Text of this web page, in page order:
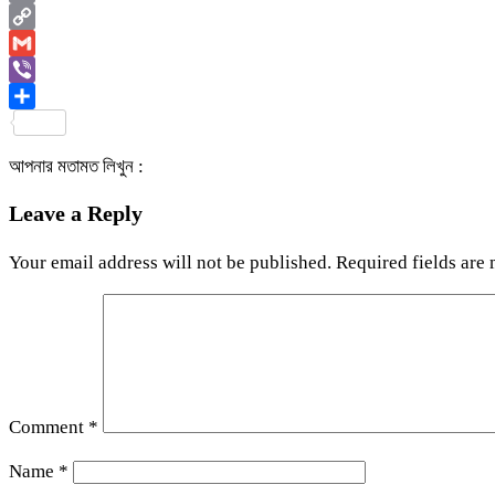
Email
Copy
Link
Gmail
Viber
আপনার মতামত লিখুন :
Leave a Reply
Your email address will not be published. Required fields are
Comment *
Name *